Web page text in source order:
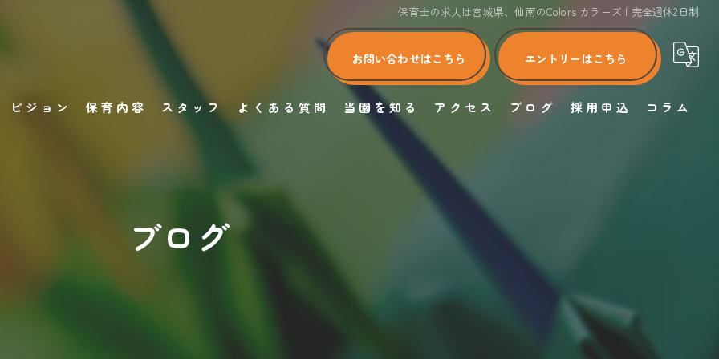
保育士の求人は宮城県、仙南のColors カラーズ | 完全週休2日制
お問い合わせはこちら エントリーはこちら
ビジョン 保育内容 スタッフ よくある質問 当園を知る アクセス
Colors カラーズ
小規模認可保育園 Colors カラーズ ふなおか園
小規模認可保育園 Colors カラーズ しろいし園
認可保育園 Colors カラーズ つきのき園
子育て支援 Colors カラーズハウス
ブログ 採用申込 コラム
ブログ